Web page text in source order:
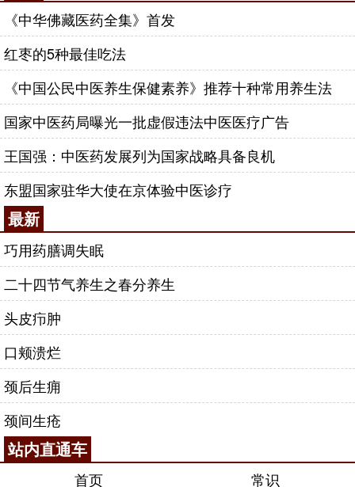
《中华佛藏医药全集》首发
红枣的5种最佳吃法
《中国公民中医养生保健素养》推荐十种常用养生法
国家中医药局曝光一批虚假违法中医医疗广告
王国强：中医药发展列为国家战略具备良机
东盟国家驻华大使在京体验中医诊疗
最新
巧用药膳调失眠
二十四节气养生之春分养生
头皮疖肿
口颊溃烂
颈后生痈
颈间生疮
站内直通车
首页 常识